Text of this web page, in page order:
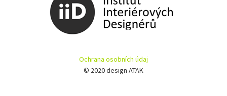
Ochrana osobních údaj
© 2020 design ATAK